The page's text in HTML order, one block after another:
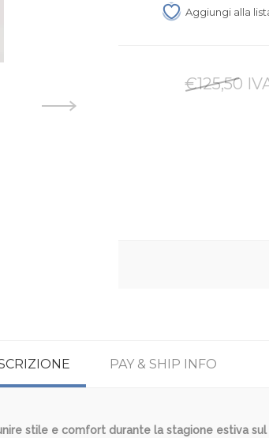
Aggiungi alla
€125,50
PAY & SHIP INFO
stile e comfort durante la stagione estiva